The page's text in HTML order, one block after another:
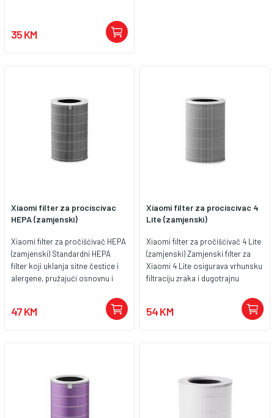
35 KM
Xiaomi filter za prociscivac
HEPA (zamjenski)
Xiaomi filter za pročišćivač HEPA
(zamjenski) Standardni HEPA
filter koji uklanja sitne čestice i
alergene, pružajući osnovnu i
karakteristike: Kompatibilnost:
Xiaomi pročišćivači kompatibilni
domaćinstava. Materijali:
Visokokvalitetni HEPA sloj visoke
gustoće. Trajanje: Preporučena
zamjena svakih 6 mjeseci.
47 KM
Xiaomi filter za prociscivac 4
Lite (zamjenski)
Xiaomi filter za pročišćivač 4 Lite
(zamjenski) Zamjenski filter za
Xiaomi 4 Lite osigurava vrhunsku
filtraciju zraka i dugotrajnu
sredinama s visokim nivoom
ugljen Filtracijska efikasnost:
Uklanja PM2.5, prašinu, dim,
54 KM